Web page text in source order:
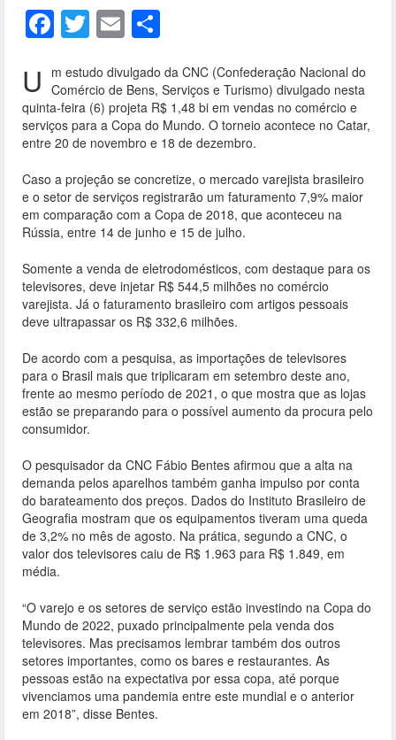
F
ac
e
b
o
k
T
w
itt
er
E
m
ai
l
ar
e
U
m estudo divulgado da CNC (Confederação Nacional do
Comércio de Bens, Serviços e Turismo) divulgado nesta
quinta-feira (6) projeta R$ 1,48 bi em vendas no comércio e
serviços para a Copa do Mundo. O torneio acontece no Catar,
entre 20 de novembro e 18 de dezembro.
Caso a projeção se concretize, o mercado varejista brasileiro
e o setor de serviços registrarão um faturamento 7,9% maior
em comparação com a Copa de 2018, que aconteceu na
Rússia, entre 14 de junho e 15 de julho.
Somente a venda de eletrodomésticos, com destaque para os
televisores, deve injetar R$ 544,5 milhões no comércio
varejista. Já o faturamento brasileiro com artigos pessoais
deve ultrapassar os R$ 332,6 milhões.
De acordo com a pesquisa, as importações de televisores
para o Brasil mais que triplicaram em setembro deste ano,
frente ao mesmo período de 2021, o que mostra que as lojas
estão se preparando para o possível aumento da procura pelo
consumidor.
O pesquisador da CNC Fábio Bentes afirmou que a alta na
demanda pelos aparelhos também ganha impulso por conta
do barateamento dos preços. Dados do Instituto Brasileiro de
Geografia mostram que os equipamentos tiveram uma queda
de 3,2% no mês de agosto. Na prática, segundo a CNC, o
valor dos televisores caiu de R$ 1.963 para R$ 1.849, em
média.
“O varejo e os setores de serviço estão investindo na Copa do
Mundo de 2022, puxado principalmente pela venda dos
televisores. Mas precisamos lembrar também dos outros
setores importantes, como os bares e restaurantes. As
pessoas estão na expectativa por essa copa, até porque
vivenciamos uma pandemia entre este mundial e o anterior
em 2018”, disse Bentes.